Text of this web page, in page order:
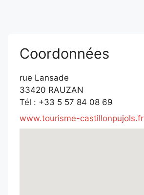
Coordonnées
rue Lansade
33420 RAUZAN
Tél : +33 5 57 84 08 69
www.tourisme-castillonpujols.fr